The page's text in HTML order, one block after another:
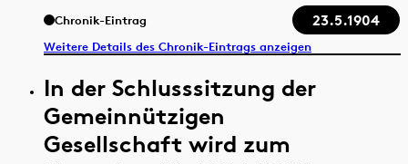
Chronik-Eintrag 23.5.1904
Weitere Details des Chronik-Eintrags anzeigen
In der Schlusssitzung der
Gemeinnützigen
Gesellschaft wird zum